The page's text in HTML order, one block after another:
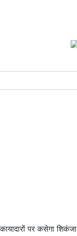
पर कसेगा शिकंजा